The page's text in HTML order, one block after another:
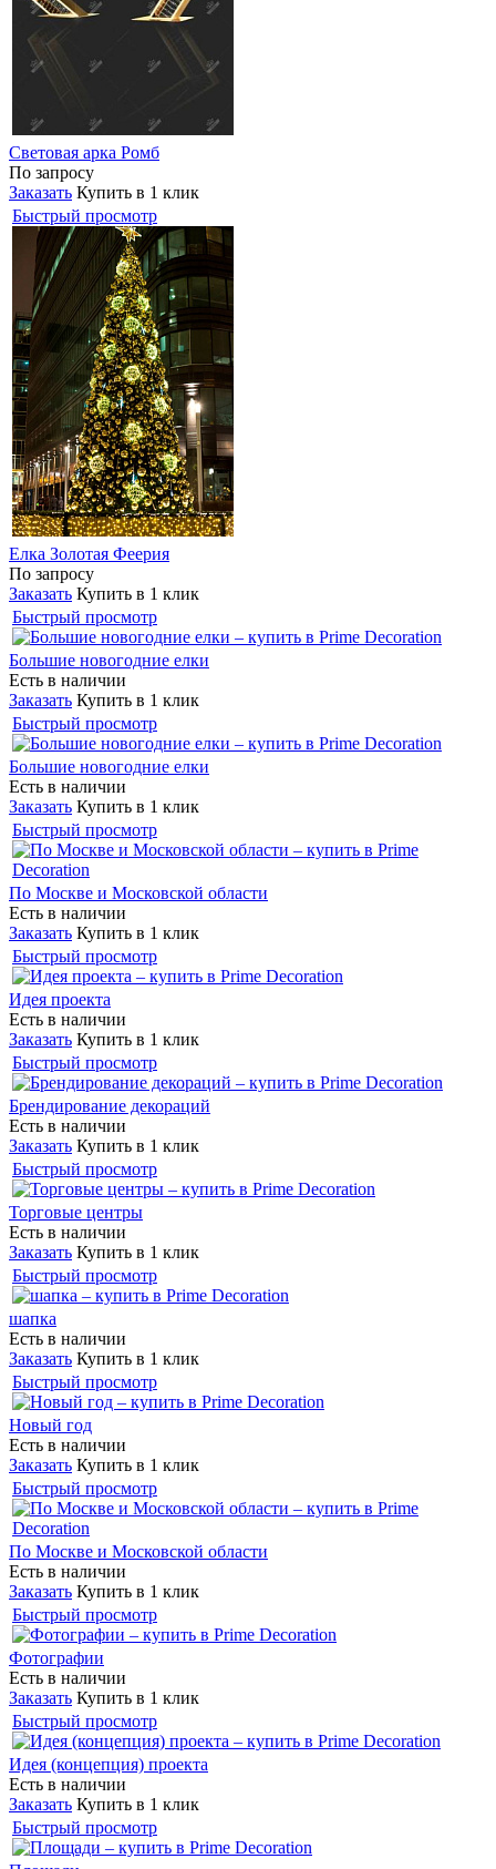
Световая арка Ромб
По запросу
Заказать Купить в 1 клик
Быстрый просмотр
Елка Золотая Феерия
По запросу
Заказать Купить в 1 клик
Быстрый просмотр
Большие новогодние елки
Есть в наличии
Заказать Купить в 1 клик
Быстрый просмотр
Большие новогодние елки
Есть в наличии
Заказать Купить в 1 клик
Быстрый просмотр
По Москве и Московской области
Есть в наличии
Заказать Купить в 1 клик
Быстрый просмотр
Идея проекта
Есть в наличии
Заказать Купить в 1 клик
Быстрый просмотр
Брендирование декораций
Есть в наличии
Заказать Купить в 1 клик
Быстрый просмотр
Торговые центры
Есть в наличии
Заказать Купить в 1 клик
Быстрый просмотр
шапка
Есть в наличии
Заказать Купить в 1 клик
Быстрый просмотр
Новый год
Есть в наличии
Заказать Купить в 1 клик
Быстрый просмотр
По Москве и Московской области
Есть в наличии
Заказать Купить в 1 клик
Быстрый просмотр
Фотографии
Есть в наличии
Заказать Купить в 1 клик
Быстрый просмотр
Идея (концепция) проекта
Есть в наличии
Заказать Купить в 1 клик
Быстрый просмотр